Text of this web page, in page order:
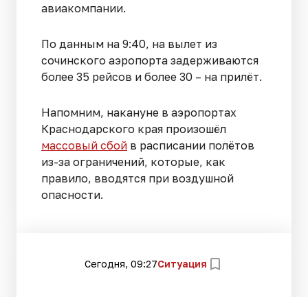
авиакомпании.
По данным на 9:40, на вылет из
сочинского аэропорта задерживаются
более 35 рейсов и более 30 – на прилёт.
Напомним, накануне в аэропортах
Краснодарского края произошёл
массовый сбой в расписании полётов
из-за ограничений, которые, как
правило, вводятся при воздушной
опасности.
Сегодня, 09:27Ситуация